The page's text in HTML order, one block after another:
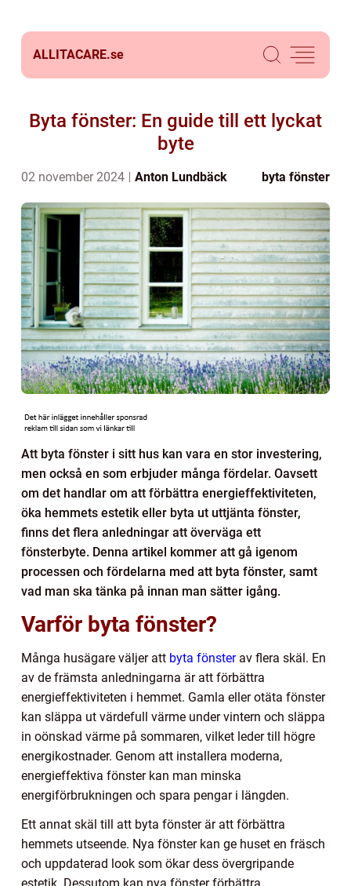
ALLITACARE.se
Byta fönster: En guide till ett lyckat
byte
02 november 2024 Anton Lundbäck byta fönster
Att byta fönster i sitt hus kan vara en stor investering,
men också en som erbjuder många fördelar. Oavsett
om det handlar om att förbättra energieffektiviteten,
öka hemmets estetik eller byta ut uttjänta fönster,
finns det flera anledningar att överväga ett
fönsterbyte. Denna artikel kommer att gå igenom
processen och fördelarna med att byta fönster, samt
vad man ska tänka på innan man sätter igång.
Varför byta fönster?
Många husägare väljer att byta fönsterav flera skäl. En
av de främsta anledningarna är att förbättra
energieffektiviteten i hemmet. Gamla eller otäta fönster
kan släppa ut värdefull värme under vintern och släppa
in oönskad värme på sommaren, vilket leder till högre
energikostnader. Genom att installera moderna,
energieffektiva fönster kan man minska
energiförbrukningen och spara pengar i längden.
Ett annat skäl till att byta fönster är att förbättra
hemmets utseende. Nya fönster kan ge huset en fräsch
och uppdaterad look som ökar dess övergripande